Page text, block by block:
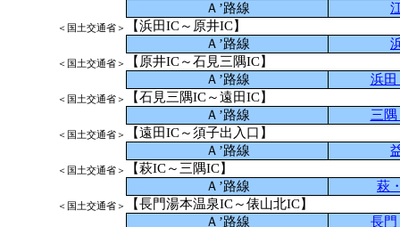
Ａ’路線
＜国土交通省＞
【浜田IC～原井IC】
Ａ’路線
＜国土交通省＞
【原井IC～石見三隅IC】
Ａ’路線
浜田
＜国土交通省＞
【石見三隅IC～遠田IC】
Ａ’路線
三
＜国土交通省＞
【遠田IC～須子出入口】
Ａ’路線
＜国土交通省＞
【萩IC～三隅IC】
Ａ’路線
萩
＜国土交通省＞
【長門湯本温泉IC～俵山北IC】
Ａ’路線
長門